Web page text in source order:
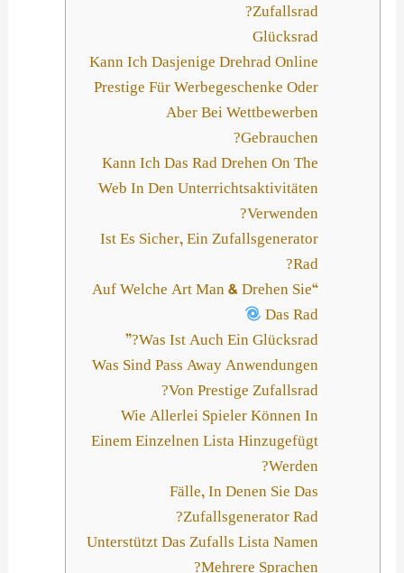
Zufallsrad?
Glücksrad
Kann Ich Dasjenige Drehrad Online
Prestige Für Werbegeschenke Oder
Aber Bei Wettbewerben
Gebrauchen?
Kann Ich Das Rad Drehen On The
Web In Den Unterrichtsaktivitäten
Verwenden?
Ist Es Sicher, Ein Zufallsgenerator
Rad?
“Auf Welche Art Man & Drehen Sie
Das Rad
Was Ist Auch Ein Glücksrad?”
Was Sind Pass Away Anwendungen
Von Prestige Zufallsrad?
Wie Allerlei Spieler Können In
Einem Einzelnen Lista Hinzugefügt
Werden?
Fälle, In Denen Sie Das
Zufallsgenerator Rad?
Unterstützt Das Zufalls Lista Namen